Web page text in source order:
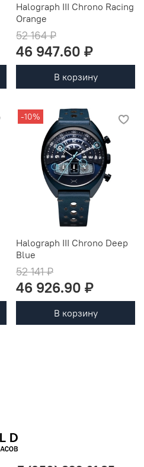
Halograph III Chrono Racing
Orange
52 164 ₽
46 947.60 ₽
В корзину
-10%
Halograph III Chrono Deep
Blue
52 141 ₽
46 926.90 ₽
В корзину